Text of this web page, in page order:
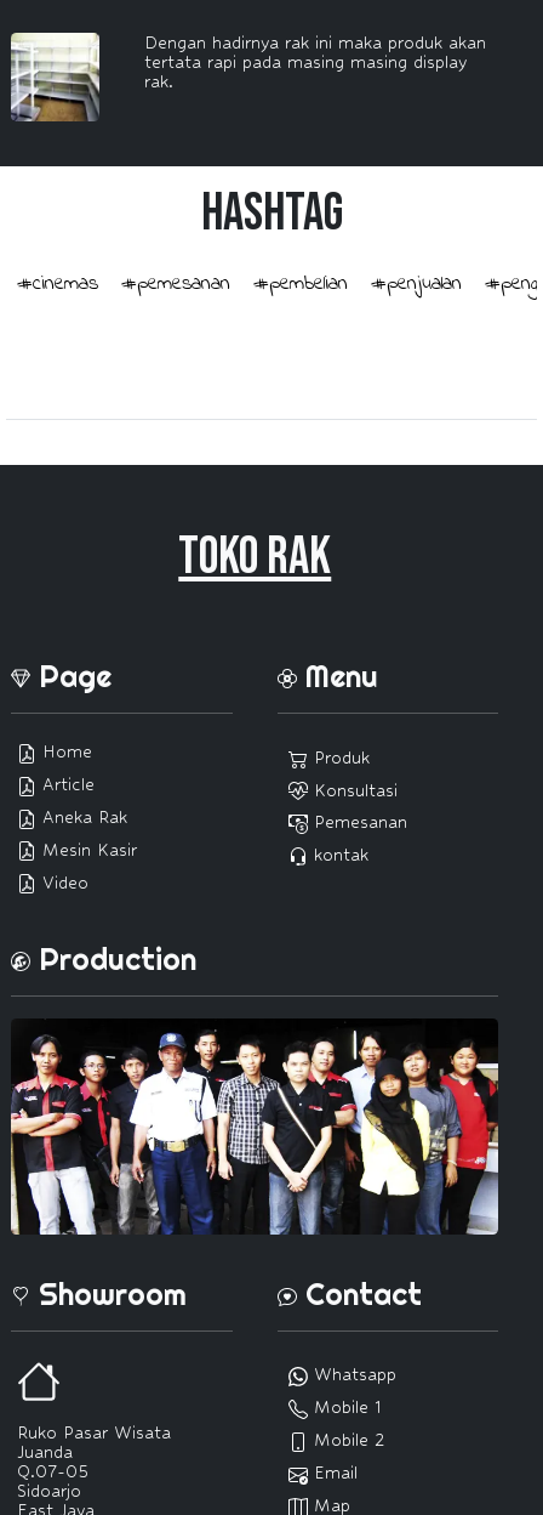
Dengan hadirnya rak ini maka produk akan
tertata rapi pada masing masing display
rak.
HashTag
#cinemas #pemesanan #pembelian #penjualan
Toko Rak
Page
Home
Article
Aneka Rak
Mesin Kasir
Video
Menu
Produk
Konsultasi
Pemesanan
kontak
Production
Showroom
Ruko Pasar Wisata
Juanda
Q.07-05
Sidoarjo
East Java
Contact
Whatsapp
Mobile 1
Mobile 2
Email
Map